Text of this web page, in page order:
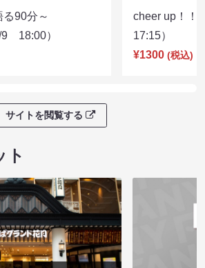
90分～
9 18:00）
cheer up！
17:15）
¥1300 (税込)
サイトを閲覧する
ト